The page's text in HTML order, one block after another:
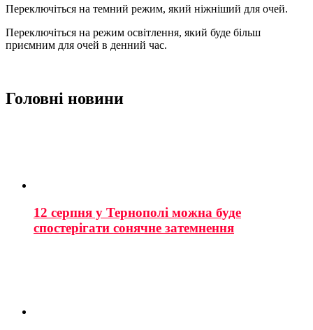
Переключіться на темний режим, який ніжніший для очей.
Переключіться на режим освітлення, який буде більш
приємним для очей в денний час.
Головні новини
12 серпня у Тернополі можна буде
спостерігати сонячне затемнення